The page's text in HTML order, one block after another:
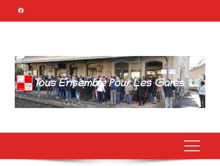
TOUS ENSEMBLE
POUR LES GARES
Association Citoyenne